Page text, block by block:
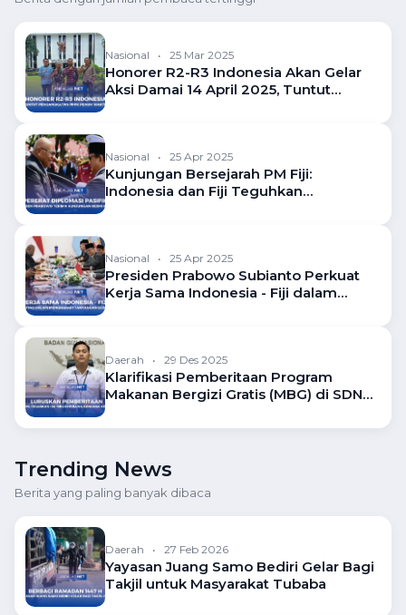
Nasional • 25 Mar 2025
Honorer R2-R3 Indonesia Akan Gelar
Aksi Damai 14 April 2025, Tuntut
Nasional • 25 Apr 2025
Kunjungan Bersejarah PM Fiji:
Indonesia dan Fiji Teguhkan
Nasional • 25 Apr 2025
Presiden Prabowo Subianto Perkuat
Kerja Sama Indonesia - Fiji dalam
Daerah • 29 Des 2025
Klarifikasi Pemberitaan Program
Makanan Bergizi Gratis (MBG) di SDN
Trending News
Berita yang paling banyak dibaca
Daerah • 27 Feb 2026
Yayasan Juang Samo Bediri Gelar Bagi
Takjil untuk Masyarakat Tubaba